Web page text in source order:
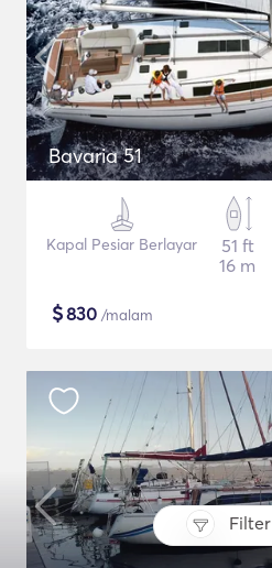
Filter
Bavaria 51
Kapal Pesiar Berlayar
51 ft
16 m
$830 /malam